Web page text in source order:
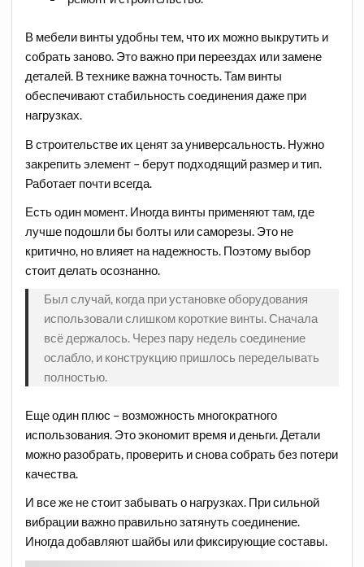
В мебели винты удобны тем, что их можно выкрутить и
собрать заново. Это важно при переездах или замене
деталей. В технике важна точность. Там винты
обеспечивают стабильность соединения даже при
нагрузках.
В строительстве их ценят за универсальность. Нужно
закрепить элемент – берут подходящий размер и тип.
Работает почти всегда.
Есть один момент. Иногда винты применяют там, где
лучше подошли бы болты или саморезы. Это не
критично, но влияет на надежность. Поэтому выбор
стоит делать осознанно.
Был случай, когда при установке оборудования
использовали слишком короткие винты. Сначала
всё держалось. Через пару недель соединение
ослабло, и конструкцию пришлось переделывать
полностью.
Еще один плюс – возможность многократного
использования. Это экономит время и деньги. Детали
можно разобрать, проверить и снова собрать без потери
качества.
И все же не стоит забывать о нагрузках. При сильной
вибрации важно правильно затянуть соединение.
Иногда добавляют шайбы или фиксирующие составы.